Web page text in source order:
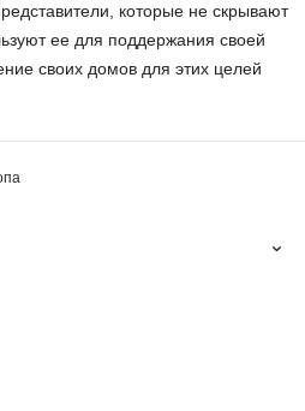
которые не скрывают
ее для поддержания своей
своих домов для этих целей